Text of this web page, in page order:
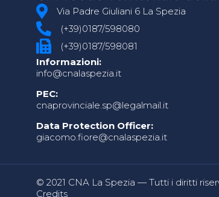
Via Padre Giuliani 6 La Spezia
(+39)0187/598080
(+39)0187/598081
Informazioni:
info@cnalaspezia.it
PEC:
cnaprovinciale.sp@legalmail.it
Data Protection Officer:
giacomo.fiore@cnalaspezia.it
© 2021 CNA La Spezia — Tutti i diritti
Credits